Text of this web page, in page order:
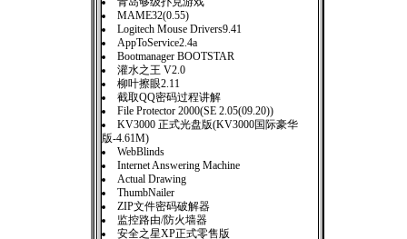
MAME32(0.55)
Logitech Mouse Drivers9.41
AppToService2.4a
Bootmanager BOOTSTAR
灌水之王 V2.0
柳叶擦眼2.11
截取QQ密码过程讲解
File Protector 2000(SE 2.05(09.20))
KV3000 正式光盘版(KV3000国际豪华
版-4.61M)
WebBlinds
Internet Answering Machine
Actual Drawing
ThumbNailer
ZIP文件密码破解器
监控路由/防火墙器
安全之星XP正式零售版